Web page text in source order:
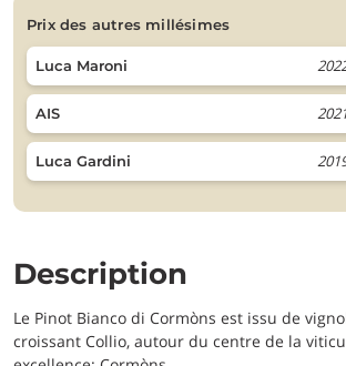
prix des autres millésimes
Luca Maroni
AIS
Luca Gardini
Description
Le Pinot Bianco di Cormòns est issu de
croissant Collio, autour du centre de la